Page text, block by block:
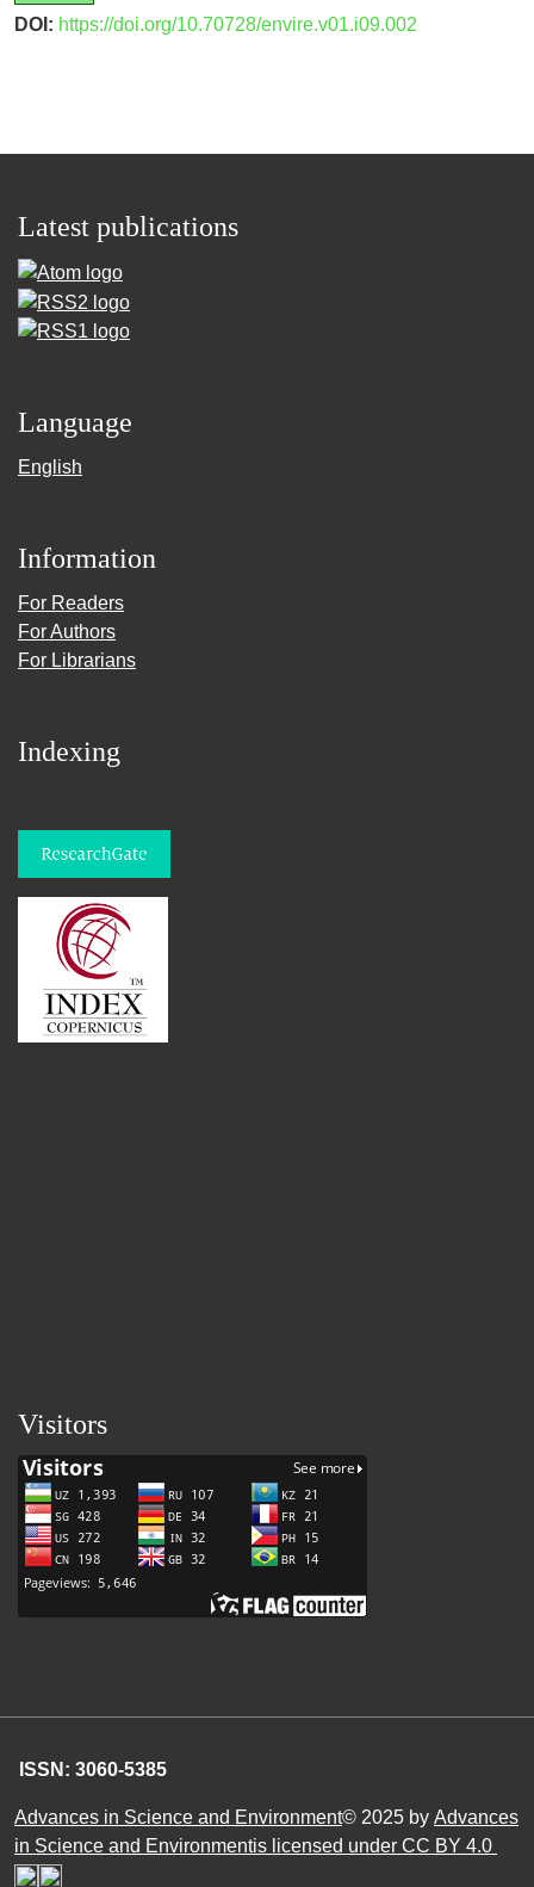
DOI: https://doi.org/10.70728/envire.v01.i09.002
Latest publications
Language
English
Information
For Readers
For Authors
For Librarians
Indexing
Visitors
ISSN: 3060-5385
Advances in Science and Environment© 2025 by Advances
in Science and Environmentis licensed under CC BY 4.0